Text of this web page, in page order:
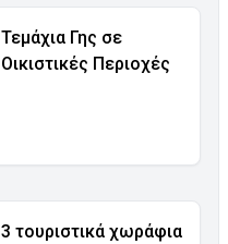
Τεμάχια Γης σε
Οικιστικές Περιοχές
3 τουριστικά χωράφια